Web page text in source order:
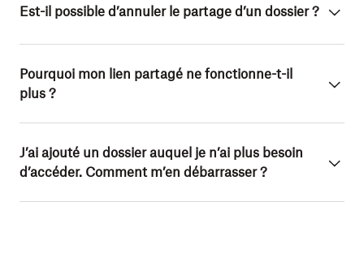
Est-il possible d’annuler le partage d’un dossier ?
Pourquoi mon lien partagé ne fonctionne-t-il
plus ?
J’ai ajouté un dossier auquel je n’ai plus besoin
d’accéder. Comment m’en débarrasser ?